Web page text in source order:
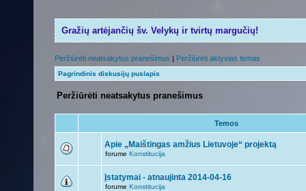
Gražių artėjančių šv. Velykų ir tvirtų margučių!
Peržiūrėti neatsakytus pranešimus | Peržiūrėti aktyvias temas
Pagrindinis diskusijų puslapis
Peržiūrėti neatsakytus pranešimus
Temos
Apie „Maištingas amžius Lietuvoje“ projektą
forume Konstitucija
Įstatymai - atnaujinta 2014-04-16
forume Konstitucija